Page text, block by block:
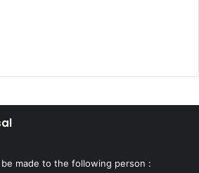
made to the following person :